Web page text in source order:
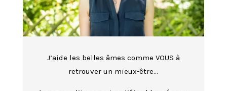
J’aide les belles âmes comme VOUS à
retrouver un mieux-être…